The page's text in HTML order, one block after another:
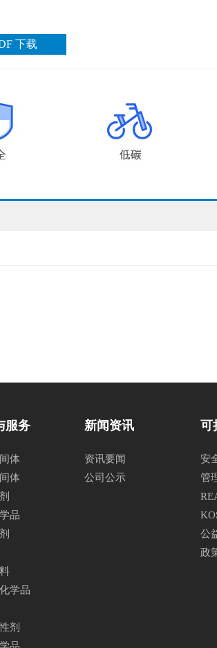
下载
服务
体
体
品
学品
剂
新闻资讯
资讯要闻
公司公示
可
安
管
公
政